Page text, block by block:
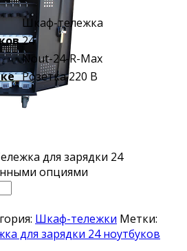
Шкаф-тележка
24
Nout-24-R-Max
Розетка 220 В
для зарядки 24
опциями
Шкаф-тележки Метки:
для зарядки 24 ноутбуков